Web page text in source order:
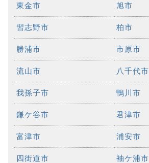
東金市 旭市
習志野市 柏市
勝浦市 市原市
流山市 八千代市
我孫子市 鴨川市
鎌ケ谷市 君津市
富津市 浦安市
四街道市 袖ケ浦市